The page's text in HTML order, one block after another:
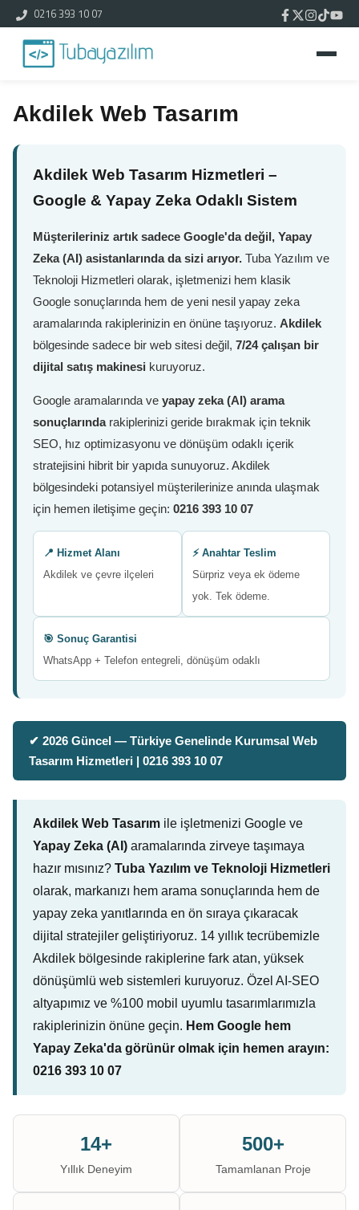
0216 393 10 07
Akdilek Web Tasarım
Akdilek Web Tasarım Hizmetleri –
Google & Yapay Zeka Odaklı Sistem
Müşterileriniz artık sadece Google'da değil, Yapay
Zeka (AI) asistanlarında da sizi arıyor. Tuba Yazılım ve
Teknoloji Hizmetleri olarak, işletmenizi hem klasik
Google sonuçlarında hem de yeni nesil yapay zeka
aramalarında rakiplerinizin en önüne taşıyoruz. Akdilek
bölgesinde sadece bir web sitesi değil, 7/24 çalışan bir
dijital satış makinesi kuruyoruz.
Google aramalarında ve yapay zeka (AI) arama
sonuçlarındarakiplerinizi geride bırakmak için teknik
SEO, hız optimizasyonu ve dönüşüm odaklı içerik
stratejisini hibrit bir yapıda sunuyoruz. Akdilek
bölgesindeki potansiyel müşterilerinize anında ulaşmak
için hemen iletişime geçin: 0216 393 10 07
📍 Hizmet Alanı
Akdilek ve çevre ilçeleri
⚡ Anahtar Teslim
Sürpriz veya ek ödeme
yok. Tek ödeme.
🎯 Sonuç Garantisi
WhatsApp + Telefon entegreli, dönüşüm odaklı
✔ 2026 Güncel — Türkiye Genelinde Kurumsal Web
Tasarım Hizmetleri | 0216 393 10 07
Akdilek Web Tasarım ile işletmenizi Google ve
Yapay Zeka (AI) aramalarında zirveye taşımaya
hazır mısınız? Tuba Yazılım ve Teknoloji Hizmetleri
olarak, markanızı hem arama sonuçlarında hem de
yapay zeka yanıtlarında en ön sıraya çıkaracak
dijital stratejiler geliştiriyoruz. 14 yıllık tecrübemizle
Akdilek bölgesinde rakiplerine fark atan, yüksek
dönüşümlü web sistemleri kuruyoruz. Özel AI-SEO
altyapımız ve %100 mobil uyumlu tasarımlarımızla
rakiplerinizin önüne geçin. Hem Google hem
Yapay Zeka'da görünür olmak için hemen arayın:
0216 393 10 07
14+
Yıllık Deneyim
500+
Tamamlanan Proje